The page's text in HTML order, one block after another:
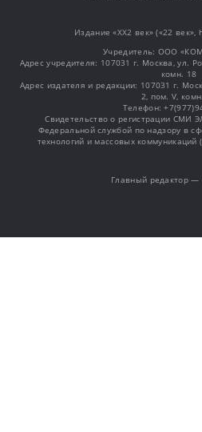
Издание «XX2 век» («22
Учредитель: OOO
Адрес учредителя: 107031 г. Москва, ул.
комн. 18
Адрес издателя и редакции: 107031 г.
2, пом. V,
Телефон:
Свидетельство о регистрации СМИ
Федеральной службой по надзору в
технологий и массовых коммуникаций
Главный редактор